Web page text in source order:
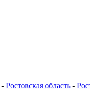
- Ростовская область -